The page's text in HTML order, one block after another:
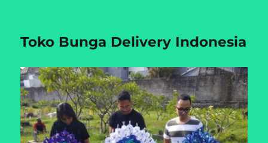
Toko Bunga Delivery Indonesia